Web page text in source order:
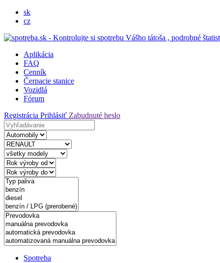
sk
cz
Aplikácia
FAQ
Cenník
Čerpacie stanice
Vozidlá
Fórum
Registrácia Prihlásiť Zabudnuté heslo
Spotreba